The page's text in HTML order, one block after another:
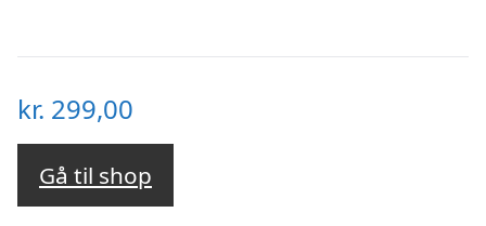
kr. 299,00
Gå til shop